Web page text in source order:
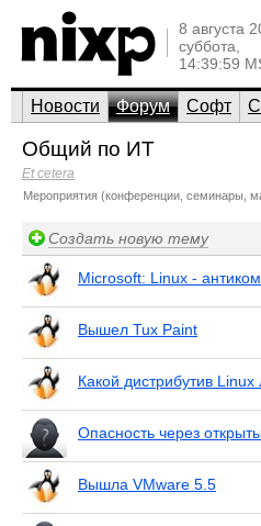
8 августа
суббота,
14:39:59
Новости Форум Софт
Общий по ИТ
Et cetera
Мероприятия (конференции, семинары,
Создать новую тему
Microsoft: Linux -
Вышел Tux Paint
Какой дистрибутив
Опасность через
Вышла VMware 5.5